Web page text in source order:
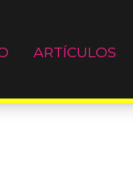
ARTÍCULOS